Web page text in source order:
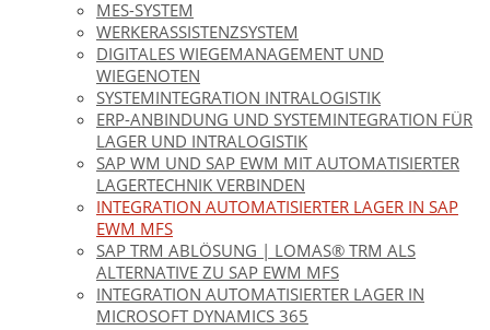
MES-SYSTEM
WERKERASSISTENZSYSTEM
DIGITALES WIEGEMANAGEMENT UND
WIEGENOTEN
SYSTEMINTEGRATION INTRALOGISTIK
ERP-ANBINDUNG UND SYSTEMINTEGRATION FÜR
LAGER UND INTRALOGISTIK
SAP WM UND SAP EWM MIT AUTOMATISIERTER
LAGERTECHNIK VERBINDEN
INTEGRATION AUTOMATISIERTER LAGER IN SAP
EWM MFS
SAP TRM ABLÖSUNG | LOMAS® TRM ALS
ALTERNATIVE ZU SAP EWM MFS
INTEGRATION AUTOMATISIERTER LAGER IN
MICROSOFT DYNAMICS 365